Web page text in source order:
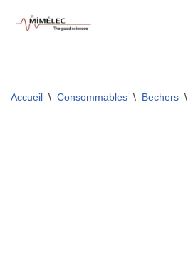
Accueil \ Consommables \ Bechers \